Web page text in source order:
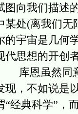
图向我们描述
某处(离我们
的宇宙是几何
代思想的开创
库恩虽然同意
现，不如说是
“经典科学”，